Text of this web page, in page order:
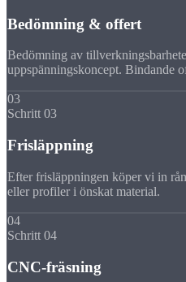
Bedömning & offert
Bedömning av
uppspänningskoncept. Bindande
03
Schritt 03
Frisläppning
Efter frisläppningen köper vi in
eller profiler i önskat material.
04
Schritt 04
CNC-fräsning